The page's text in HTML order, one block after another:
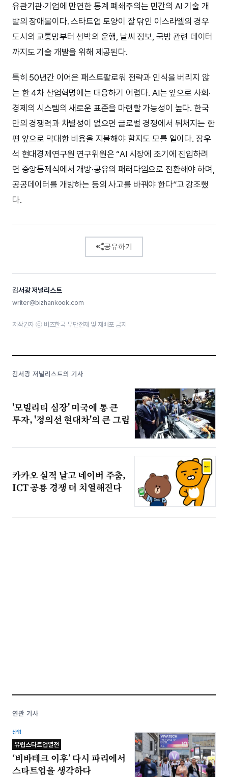
유관기관·기업에 만연한 통계 폐쇄주의는 민간의 AI 기술 개
발의 장애물이다. 스타트업 토양이 잘 닦인 이스라엘의 경우
도시의 교통망부터 선박의 운행, 날씨 정보, 국방 관련 데이터
까지도 기술 개발을 위해 제공된다.
특히 50년간 이어온 패스트팔로워 전략과 인식을 버리지 않
는 한 4차 산업혁명에는 대응하기 어렵다. AI는 앞으로 사회·
경제의 시스템의 새로운 표준을 마련할 가능성이 높다. 한국
만의 경쟁력과 차별성이 없으면 글로벌 경쟁에서 뒤처지는 한
편 앞으로 막대한 비용을 지불해야 할지도 모를 일이다. 장우
석 현대경제연구원 연구위원은 “AI 시장에 조기에 진입하려
면 중앙통제식에서 개방·공유의 패러다임으로 전환해야 하며,
공공데이터를 개방하는 등의 사고를 바꿔야 한다”고 강조했
다.
공유하기
김서광 저널리스트
writer@bizhankook.com
저작권자 ⓒ 비즈한국 무단전재 및 재배포 금지
김서광 저널리스트의 기사
'모빌리티 심장' 미국에 통 큰
투자, '정의선 현대차'의 큰 그림
카카오 실적 날고 네이버 주춤,
ICT 공룡 경쟁 더 치열해진다
연관 기사
산업
유럽스타트업열전
‘비바테크 이후’ 다시 파리에서
스타트업을 생각하다